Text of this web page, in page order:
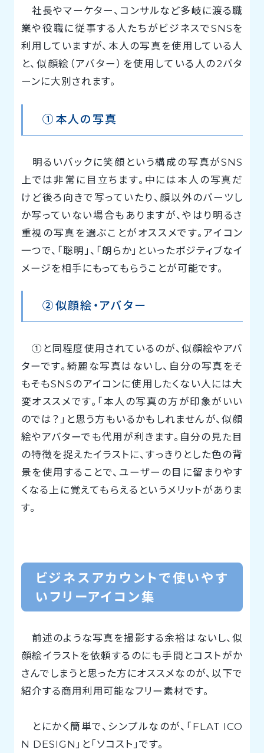
社長やマーケター、コンサルなど多岐に渡る職
業や役職に従事する人たちがビジネスでSNSを
利用していますが、本人の写真を使用している人
と、似顔絵（アバター）を使用している人の2パタ
ーンに大別されます。
①本人の写真
明るいバックに笑顔という構成の写真がSNS
上では非常に目立ちます。中には本人の写真だ
けど後ろ向きで写っていたり、顔以外のパーツし
か写っていない場合もありますが、やはり明るさ
重視の写真を選ぶことがオススメです。アイコン
一つで、「聡明」、「朗らか」といったポジティブなイ
メージを相手にもってもらうことが可能です。
②似顔絵・アバター
①と同程度使用されているのが、似顔絵やアバ
ターです。綺麗な写真はないし、自分の写真をそ
もそもSNSのアイコンに使用したくない人には大
変オススメです。「本人の写真の方が印象がいい
のでは？」と思う方もいるかもしれませんが、似顔
絵やアバターでも代用が利きます。自分の見た目
の特徴を捉えたイラストに、すっきりとした色の背
景を使用することで、ユーザーの目に留まりやす
くなる上に覚えてもらえるというメリットがありま
す。
ビジネスアカウントで使いやす
いフリーアイコン集
前述のような写真を撮影する余裕はないし、似
顔絵イラストを依頼するのにも手間とコストがか
さんでしまうと思った方にオススメなのが、以下で
紹介する商用利用可能なフリー素材です。
とにかく簡単で、シンプルなのが、「FLAT ICO
N DESIGN」と「ソコスト」です。